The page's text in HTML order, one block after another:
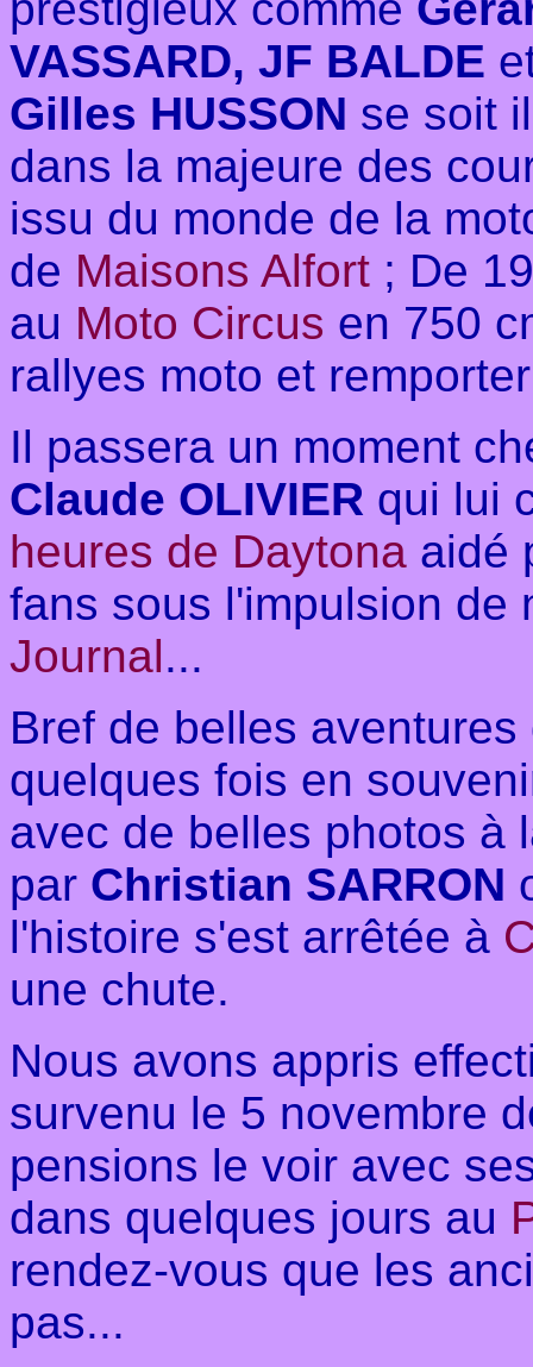
VASSARD, JF BALDE
Gilles HUSSON se soit
dans la majeure des
issu du monde de la
de Maisons Alfort ; De
au Moto Circus en 750
rallyes moto et
Il passera un moment
Claude OLIVIER qui lui
heures de Daytona aidé
fans sous l'impulsion
Journal...
Bref de belles
quelques fois en
avec de belles photos à
par Christian SARRON
l'histoire s'est arrêtée à
une chute.
Nous avons appris
survenu le 5 novembre
pensions le voir avec
dans quelques jours au
rendez-vous que les
pas...